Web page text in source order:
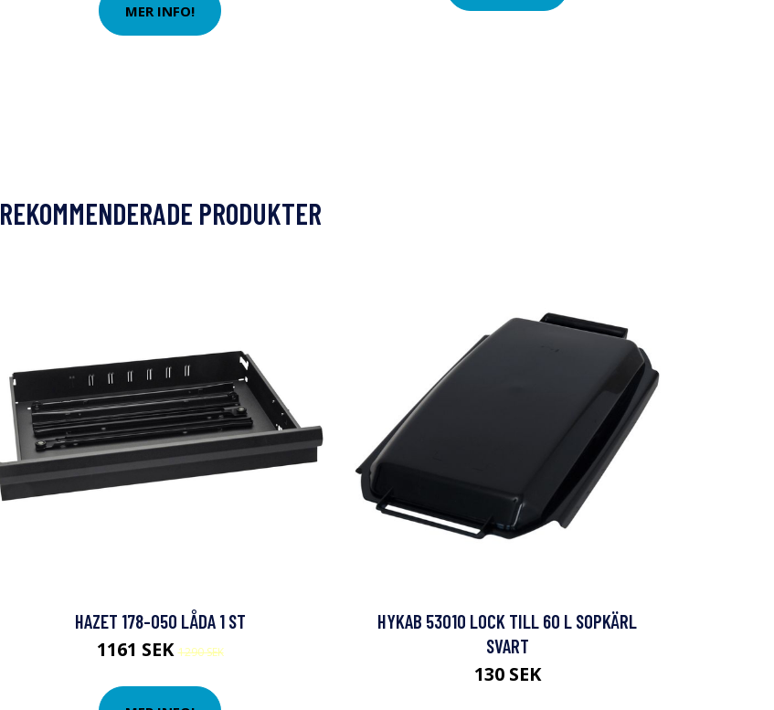
MER INFO!
REKOMMENDERADE PRODUKTER
HAZET 178-050 LÅDA 1 ST
1161 SEK1290 SEK
HYKAB 53010 LOCK TILL 60 L SOPKÄRL
SVART
130 SEK